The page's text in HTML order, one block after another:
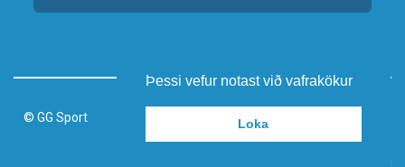
Þessi vefur notast við vafrakökur
Loka
© GG Sport
Keyrir á vefumsjónarkerfi Smartmedia